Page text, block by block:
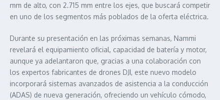
mm de alto, con 2.715 mm entre los ejes, que buscará competir
en uno de los segmentos más poblados de la oferta eléctrica.
Durante su presentación en las próximas semanas, Nammi
revelará el equipamiento oficial, capacidad de batería y motor,
aunque ya adelantaron que, gracias a una colaboración con
los expertos fabricantes de drones DJI, este nuevo modelo
incorporará sistemas avanzados de asistencia a la conducción
(ADAS) de nueva generación, ofreciendo un vehículo cómodo,